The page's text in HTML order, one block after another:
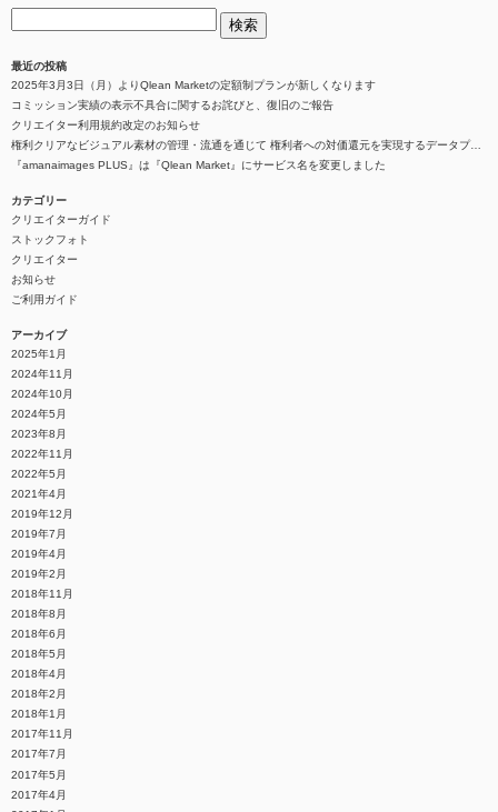
最近の投稿
2025年3月3日（月）よりQlean Marketの定額制プランが新しくなります
コミッション実績の表示不具合に関するお詫びと、復旧のご報告
クリエイター利用規約改定のお知らせ
権利クリアなビジュアル素材の管理・流通を通じて 権利者への対価還元を実現するデータプラットフォーム『Qlean（キュリン）』を整備
『amanaimages PLUS』は『Qlean Market』にサービス名を変更しました
カテゴリー
クリエイターガイド
ストックフォト
クリエイター
お知らせ
ご利用ガイド
アーカイブ
2025年1月
2024年11月
2024年10月
2024年5月
2023年8月
2022年11月
2022年5月
2021年4月
2019年12月
2019年7月
2019年4月
2019年2月
2018年11月
2018年8月
2018年6月
2018年5月
2018年4月
2018年2月
2018年1月
2017年11月
2017年7月
2017年5月
2017年4月